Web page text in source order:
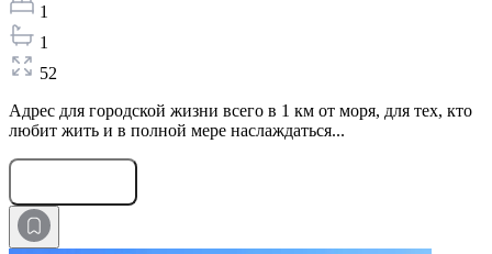
1
1
52
Адрес для городской жизни всего в 1 км от моря, для тех, кто
любит жить и в полной мере наслаждаться...